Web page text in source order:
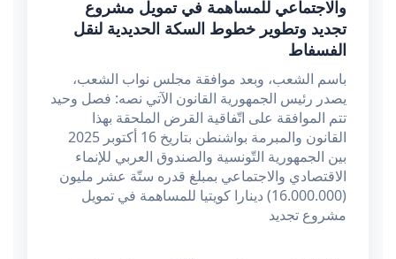
والاجتماعي للمساهمة في تمويل مشروع
تجديد وتطوير خطوط السكة الحديدية لنقل
الفسفاط
باسم الشعب، وبعد موافقة مجلس نواب الشعب،
يصدر رئيس الجمهورية القانون الآتي نصه: فصل وحيد
تتم الموافقة على اتّفاقية القرض الملحقة بهذا
القانون والمبرمة بواشنطن بتاريخ 16 أكتوبر 2025
بين الجمهورية التّونسية والصندوق العربي للإنماء
الاقتصادي والاجتماعي بمبلغ قدره ستّة عشر مليون
(16.000.000) دينارا كويتيا للمساهمة في تمويل
مشروع تجديد